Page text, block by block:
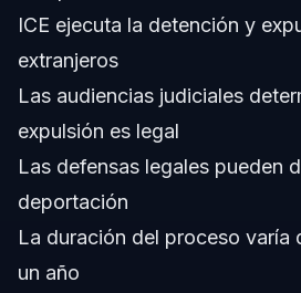
¿Cuánto dura el proceso de
¿Puedo detener la deportación
¿Cuál es el papel de Immigration
Enforcement (ICE) en la
¿Qué documentos debo preparar
deportación?
¿Puedo representarme en corte
ICE ejecuta la detención y
extranjeros
Las audiencias judiciales
expulsión es legal
Las defensas legales pueden
deportación
La duración del proceso varía
un año